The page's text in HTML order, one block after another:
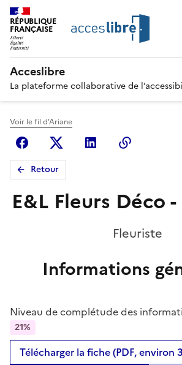
RÉPUBLIQUE
FRANÇAISE
Acceslibre
La plateforme collaborative de
Voir le fil d'Ariane
FacebookX (anciennement Twitter)
Linkedin
Retour
E&L Fleurs Déco
Fleuriste
Informations
Niveau de complétude des
21%
Télécharger la fiche (PDF, environ